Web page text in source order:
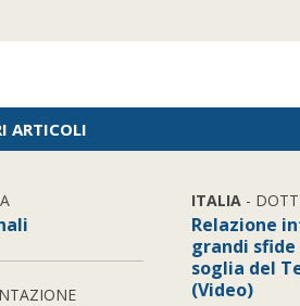
ARTICOLI
ITALIA -
Relazione
grandi
soglia del
(Video)